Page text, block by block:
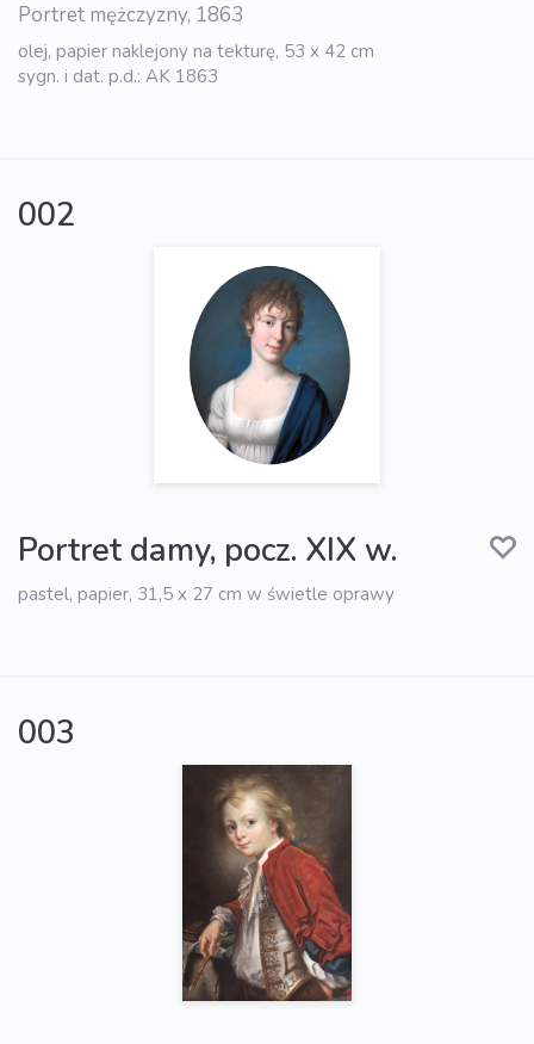
Portret mężczyzny, 1863
olej, papier naklejony na tekturę, 53 x 42 cm
sygn. i dat. p.d.: AK 1863
002
Portret damy, pocz. XIX w.
pastel, papier, 31,5 x 27 cm w świetle oprawy
003